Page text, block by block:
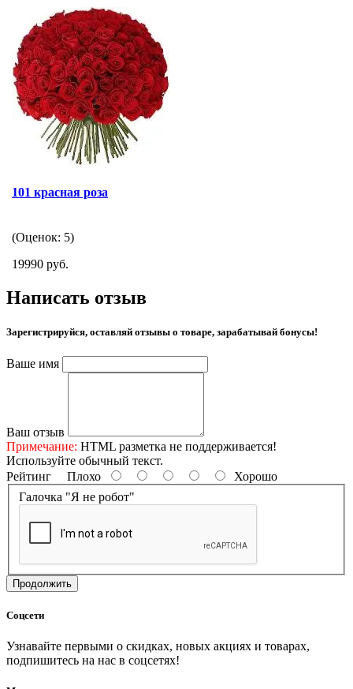
101 красная роза
(Оценок: 5)
19990 руб.
Написать отзыв
Зарегистрируйся, оставляй отзывы о товаре, зарабатывай бонусы!
Ваше имя
Ваш отзыв
Примечание: HTML разметка не поддерживается!
Используйте обычный текст.
Рейтинг Плохо
Хорошо
Галочка "Я не робот"
Продолжить
Соцсети
Узнавайте первыми о скидках, новых акциях и товарах,
подпишитесь на нас в соцсетях!